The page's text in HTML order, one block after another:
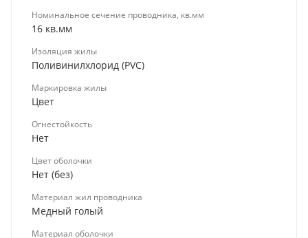
Номинальное сечение проводника, кв.мм
16 кв.мм
Изоляция жилы
Поливинилхлорид (PVC)
Маркировка жилы
Цвет
Огнестойкость
Нет
Цвет оболочки
Нет (без)
Материал жил проводника
Медный голый
Материал оболочки